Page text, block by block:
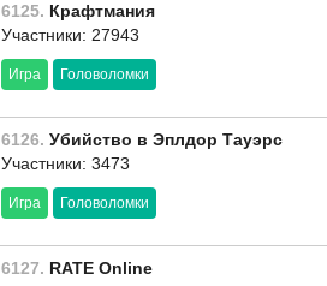
6125. Крафтмания
Участники: 27943
Игра Головоломки
6126. Убийство в Эплдор Тауэрс
Участники: 3473
Игра Головоломки
6127. RATE Online